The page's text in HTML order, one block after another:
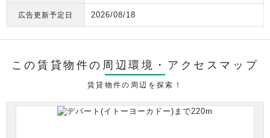
広告更新予定日 2026/08/18
この賃貸物件の周辺環境・ アクセスマップ
賃貸物件の周辺を探索！